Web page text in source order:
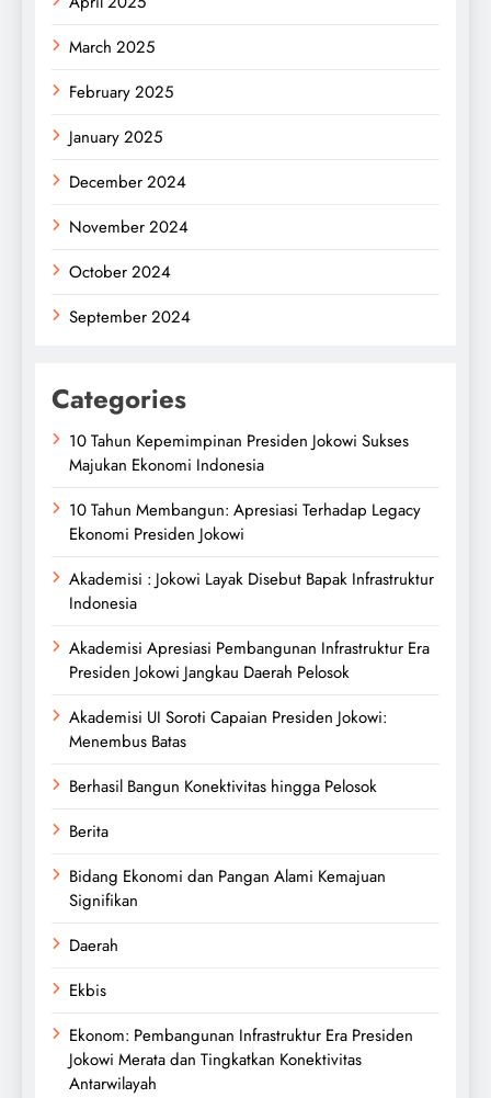
March 2025
February 2025
January 2025
December 2024
November 2024
October 2024
September 2024
Categories
10 Tahun Kepemimpinan Presiden Jokowi Sukses
Majukan Ekonomi Indonesia
10 Tahun Membangun: Apresiasi Terhadap Legacy
Ekonomi Presiden Jokowi
Akademisi : Jokowi Layak Disebut Bapak Infrastruktur
Indonesia
Akademisi Apresiasi Pembangunan Infrastruktur Era
Presiden Jokowi Jangkau Daerah Pelosok
Akademisi UI Soroti Capaian Presiden Jokowi:
Menembus Batas
Berhasil Bangun Konektivitas hingga Pelosok
Berita
Bidang Ekonomi dan Pangan Alami Kemajuan
Signifikan
Daerah
Ekbis
Ekonom: Pembangunan Infrastruktur Era Presiden
Jokowi Merata dan Tingkatkan Konektivitas
Antarwilayah